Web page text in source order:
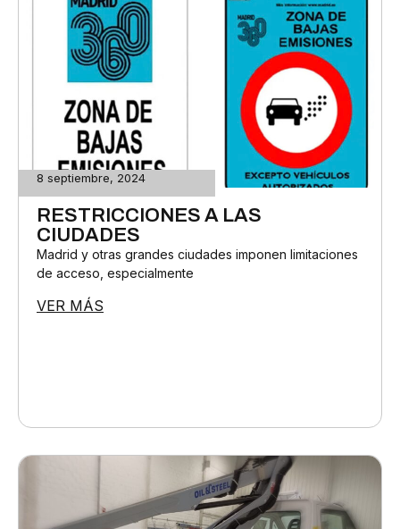
8 septiembre, 2024
RESTRICCIONES A LAS
CIUDADES
Madrid y otras grandes ciudades imponen limitaciones
de acceso, especialmente
VER MÁS